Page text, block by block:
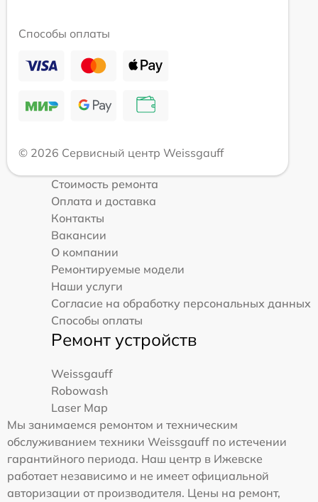
Способы оплаты
© 2026 Сервисный центр Weissgauff
Стоимость ремонта
Оплата и доставка
Контакты
Вакансии
О компании
Ремонтируемые модели
Наши услуги
Согласие на обработку персональных данных
Способы оплаты
Ремонт устройств
Weissgauff
Robowash
Laser Map
Мы занимаемся ремонтом и техническим
обслуживанием техники Weissgauff по истечении
гарантийного периода. Наш центр в Ижевске
работает независимо и не имеет официальной
авторизации от производителя. Цены на ремонт,